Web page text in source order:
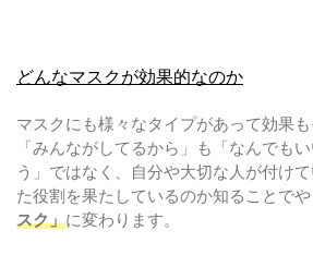
どんなマスクが効果的なのか
マスクにも様々なタイプがあって効果も
「みんながしてるから」も「なんでも
う」ではなく、自分や大切な人が付け
た役割を果たしているのか知ることでや
スク」に変わります。